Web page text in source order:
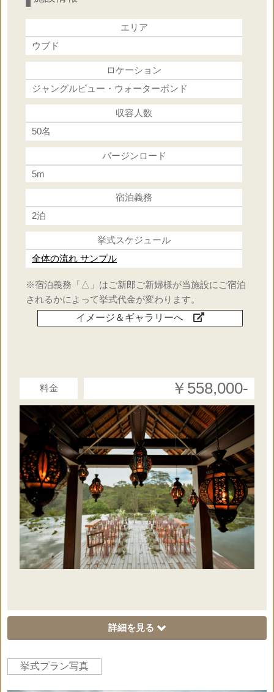
ドレス小物一式
支度部屋
ブーケ
ヘアメイク
乾杯ドリンク
パーティー
牧師or司祭or司式者
ブートニア ○
ランチorディナー ×
音楽演奏 ○
日本人コーディネーター ○
リングピロー ○
写真撮影 ×
ギフト ×
○
挙式代金に含まれてい
るもの。
エリア
ウブド
ロケーション
ジャングルビュー・ウォーターポンド
収容人数
50名
バージンロード
5m
宿泊義務
2泊
挙式スケジュール
全体の流れ サンプル
※宿泊義務「△」はご新郎ご新婦様が当施設にご宿泊
されるかによって挙式代金が変わります。
イメージ＆ギャラリーへ
料金 ￥558,000‐
詳細を見る
挙式プラン写真